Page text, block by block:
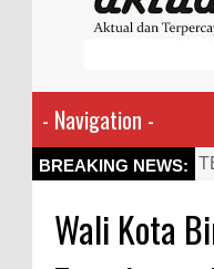
BREAKING NEWS:
Wali Kota